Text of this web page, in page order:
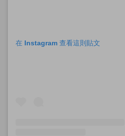
在 Instagram 查看這則貼文